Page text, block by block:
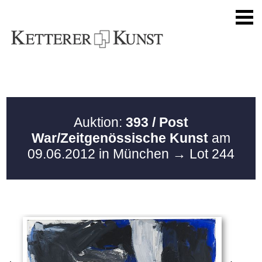
Auktion: 393 / Post
War/Zeitgenössische Kunst am
09.06.2012 in München → Lot 244